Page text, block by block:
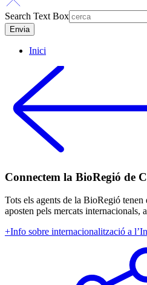
Search Text Box
Inici
Connectem la BioRegió de
Tots els agents de la BioRegió
aposten pels mercats
+Info sobre internacionalització a